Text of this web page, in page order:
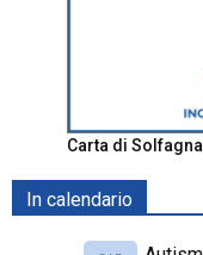
Carta di
In calendario